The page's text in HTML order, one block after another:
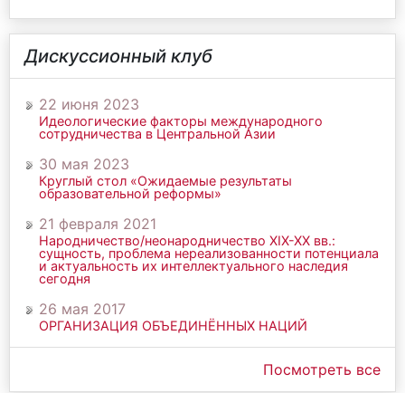
Дискуссионный клуб
22 июня 2023
Идеологические факторы международного
сотрудничества в Центральной Азии
30 мая 2023
Круглый стол «Ожидаемые результаты
образовательной реформы»
21 февраля 2021
Народничество/неонародничество ХIХ-ХХ вв.:
сущность, проблема нереализованности потенциала
и актуальность их интеллектуального наследия
сегодня
26 мая 2017
ОРГАНИЗАЦИЯ ОБЪЕДИНЁННЫХ НАЦИЙ
Посмотреть все